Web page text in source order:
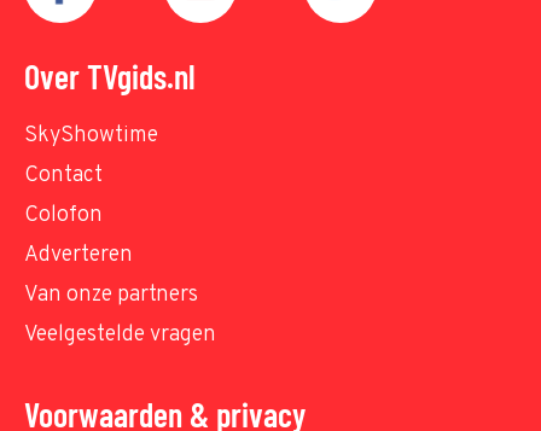
Over TVgids.nl
SkyShowtime
Contact
Colofon
Adverteren
Van onze partners
Veelgestelde vragen
Voorwaarden & privacy